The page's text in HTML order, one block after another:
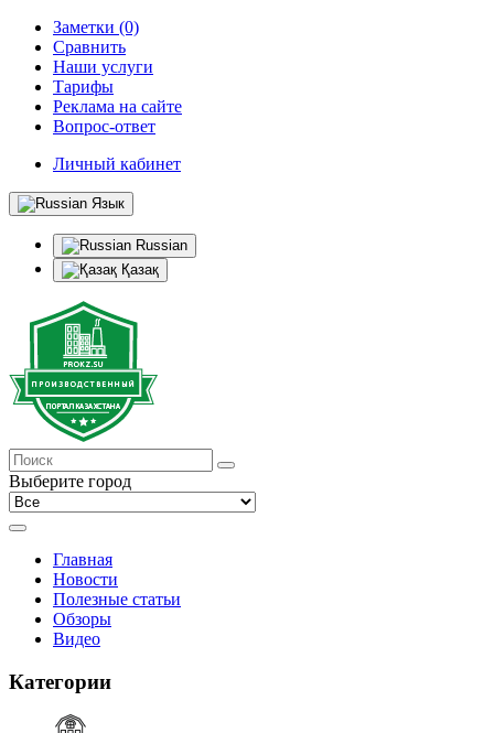
Заметки (0)
Сравнить
Наши услуги
Тарифы
Реклама на сайте
Вопрос-ответ
Личный кабинет
Язык
Russian
Қазақ
Выберите город
Главная
Новости
Полезные статьи
Обзоры
Видео
Категории